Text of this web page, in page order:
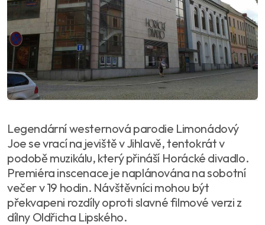
Legendární westernová parodie Limonádový
Joe se vrací na jeviště v Jihlavě, tentokrát v
podobě muzikálu, který přináší Horácké divadlo.
Premiéra inscenace je naplánována na sobotní
večer v 19 hodin. Návštěvníci mohou být
překvapeni rozdíly oproti slavné filmové verzi z
dílny Oldřicha Lipského.